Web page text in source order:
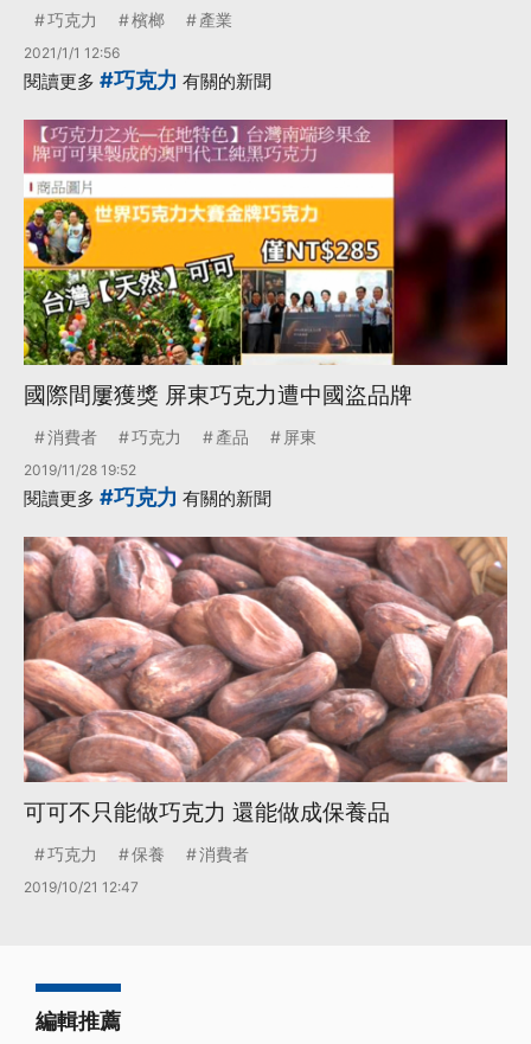
巧克力 檳榔 產業
2021/1/1 12:56
閱讀更多 #巧克力 有關的新聞
國際間屢獲獎 屏東巧克力遭中國盜品牌
消費者 巧克力 產品 屏東
2019/11/28 19:52
閱讀更多 #巧克力 有關的新聞
可可不只能做巧克力 還能做成保養品
巧克力 保養 消費者
2019/10/21 12:47
編輯推薦